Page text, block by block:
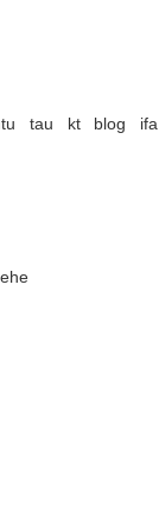
tau kt blog ifa